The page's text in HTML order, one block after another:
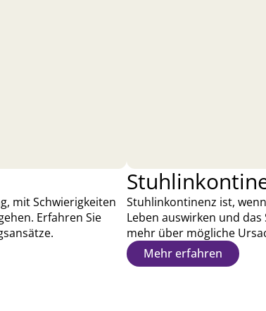
mit Schwierigkeiten
Erfahren Sie
Stuhlinkontinenz ist,
Leben auswirken und
mehr über mögliche
Mehr erfahren